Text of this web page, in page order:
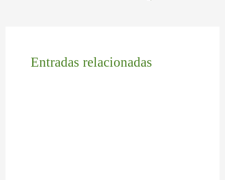
Entradas relacionadas